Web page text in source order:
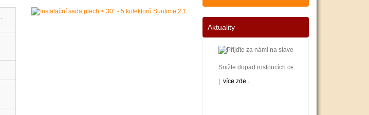
Aktuality
Snižte dopad rostoucích cen energií na váš rodinný
více zde ..